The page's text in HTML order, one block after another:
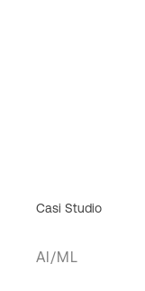
Casi Studio
AI/ML